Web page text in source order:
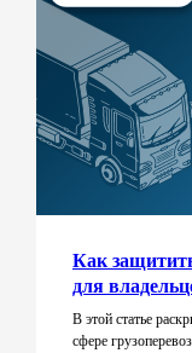
Как
для
В этой статье
сфере